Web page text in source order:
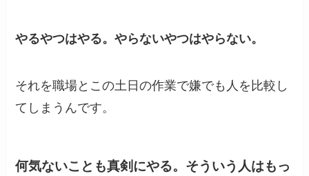
やるやつはやる。やらないやつはやらない。
それを職場とこの土日の作業で嫌でも人を比較し
てしまうんです。
何気ないことも真剣にやる。そういう人はもっ